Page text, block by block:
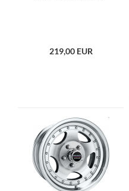
219,00 EUR